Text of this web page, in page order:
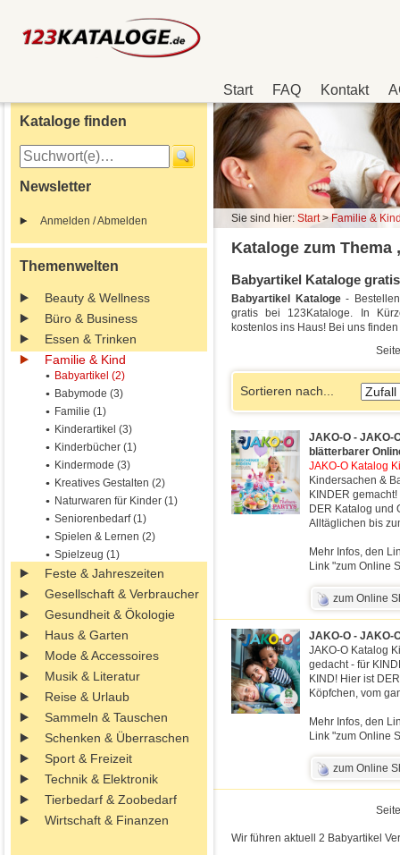
Start FAQ Kontakt
Kataloge finden
Newsletter
Anmelden / Abmelden
Themenwelten
Beauty & Wellness
Büro & Business
Essen & Trinken
Familie & Kind
Babyartikel (2)
Babymode (3)
Familie (1)
Kinderartikel (3)
Kinderbücher (1)
Kindermode (3)
Kreatives Gestalten (2)
Naturwaren für Kinder (1)
Seniorenbedarf (1)
Spielen & Lernen (2)
Spielzeug (1)
Feste & Jahreszeiten
Gesellschaft & Verbraucher
Gesundheit & Ökologie
Haus & Garten
Mode & Accessoires
Musik & Literatur
Reise & Urlaub
Sammeln & Tauschen
Schenken & Überraschen
Sport & Freizeit
Technik & Elektronik
Tierbedarf & Zoobedarf
Wirtschaft & Finanzen
Sie sind hier: Start>Familie &
Kataloge zum Thema
Babyartikel Kataloge
Babyartikel Kataloge- Bestellen
gratis bei 123Kataloge. In
kostenlos ins Haus! Bei uns
Sortieren nach...
JAKO-O - JAKO-
blätterbarer
JAKO-O Katalog
Kindersachen &
KINDER
DER Katalog und
Alltäglichen bis
Mehr Infos, den
Link "zum Online
zum Online
JAKO-O - JAKO-
JAKO-O Katalog
gedacht - für
KIND! Hier ist
Köpfchen, vom
Mehr Infos, den
Link "zum Online
zum Online
Wir führen aktuell 2 Babyartikel